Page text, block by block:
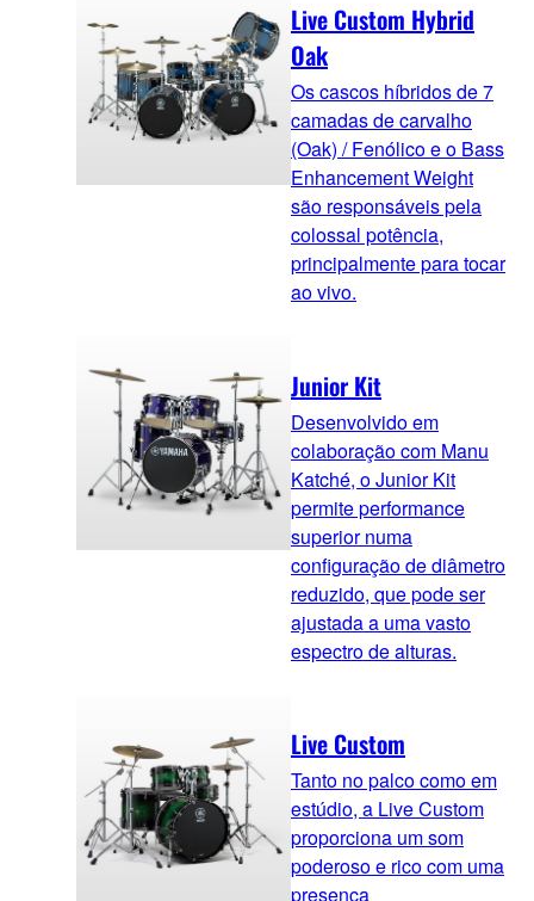
Live Custom Hybrid
Oak
Os cascos híbridos de 7
camadas de carvalho
(Oak) / Fenólico e o Bass
Enhancement Weight
são responsáveis pela
colossal potência,
principalmente para tocar
ao vivo.
Junior Kit
Desenvolvido em
colaboração com Manu
Katché, o Junior Kit
permite performance
superior numa
configuração de diâmetro
reduzido, que pode ser
ajustada a uma vasto
espectro de alturas.
Live Custom
Tanto no palco como em
estúdio, a Live Custom
proporciona um som
poderoso e rico com uma
presença